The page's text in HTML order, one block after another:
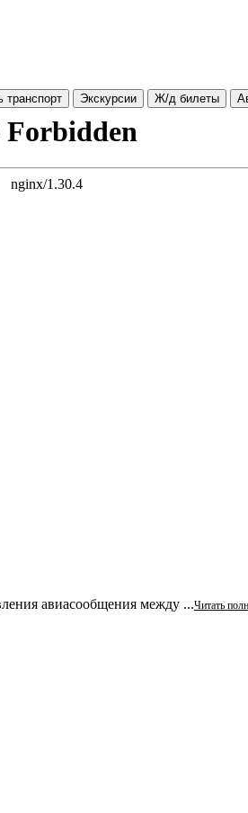
транспорт Экскурсии Ж/д билеты
авиасообщения между ...Читать